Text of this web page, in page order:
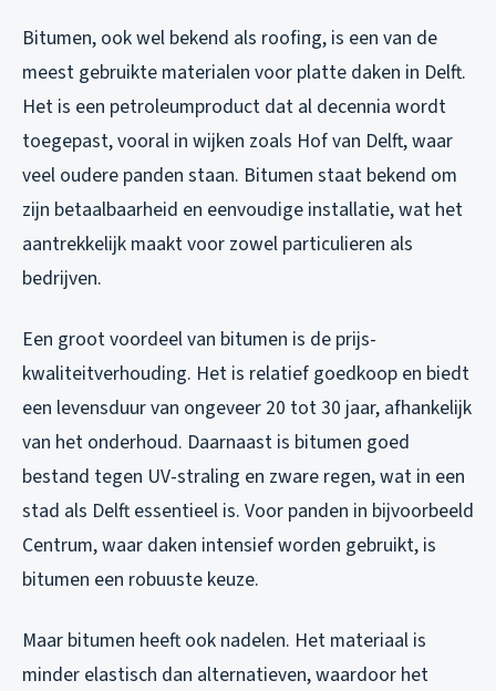
Bitumen, ook wel bekend als roofing, is een van de
meest gebruikte materialen voor platte daken in Delft.
Het is een petroleumproduct dat al decennia wordt
toegepast, vooral in wijken zoals Hof van Delft, waar
veel oudere panden staan. Bitumen staat bekend om
zijn betaalbaarheid en eenvoudige installatie, wat het
aantrekkelijk maakt voor zowel particulieren als
bedrijven.
Een groot voordeel van bitumen is de prijs-
kwaliteitverhouding. Het is relatief goedkoop en biedt
een levensduur van ongeveer 20 tot 30 jaar, afhankelijk
van het onderhoud. Daarnaast is bitumen goed
bestand tegen UV-straling en zware regen, wat in een
stad als Delft essentieel is. Voor panden in bijvoorbeeld
Centrum, waar daken intensief worden gebruikt, is
bitumen een robuuste keuze.
Maar bitumen heeft ook nadelen. Het materiaal is
minder elastisch dan alternatieven, waardoor het